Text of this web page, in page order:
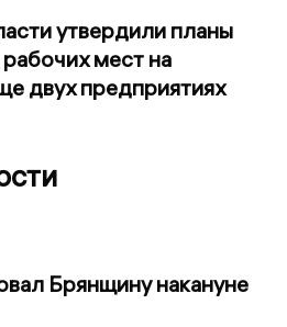
утвердили планы
мест на
двух предприятиях
Брянщину накануне